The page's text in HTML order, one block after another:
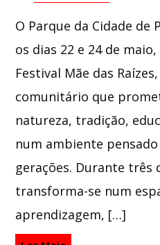
O Parque da Cidade de
os dias 22 e 24 de
Festival Mãe das
comunitário que
natureza, tradição,
num ambiente
gerações. Durante três
transforma-se num
aprendizagem, […]